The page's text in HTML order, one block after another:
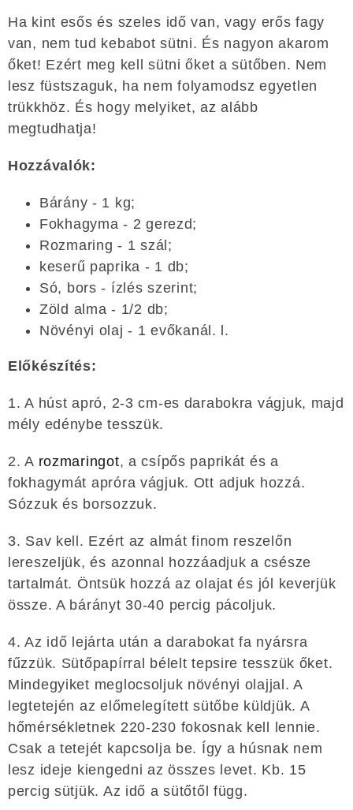
Ha kint esős és szeles idő van, vagy erős fagy
van, nem tud kebabot sütni. És nagyon akarom
őket! Ezért meg kell sütni őket a sütőben. Nem
lesz füstszaguk, ha nem folyamodsz egyetlen
trükkhöz. És hogy melyiket, az alább
megtudhatja!
Hozzávalók:
Bárány - 1 kg;
Fokhagyma - 2 gerezd;
Rozmaring - 1 szál;
keserű paprika - 1 db;
Só, bors - ízlés szerint;
Zöld alma - 1/2 db;
Növényi olaj - 1 evőkanál. l.
Előkészítés:
1. A húst apró, 2-3 cm-es darabokra vágjuk, majd
mély edénybe tesszük.
2. A rozmaringot, a csípős paprikát és a
fokhagymát apróra vágjuk. Ott adjuk hozzá.
Sózzuk és borsozzuk.
3. Sav kell. Ezért az almát finom reszelőn
lereszeljük, és azonnal hozzáadjuk a csésze
tartalmát. Öntsük hozzá az olajat és jól keverjük
össze. A bárányt 30-40 percig pácoljuk.
4. Az idő lejárta után a darabokat fa nyársra
fűzzük. Sütőpapírral bélelt tepsire tesszük őket.
Mindegyiket meglocsoljuk növényi olajjal. A
legtetején az előmelegített sütőbe küldjük. A
hőmérsékletnek 220-230 fokosnak kell lennie.
Csak a tetejét kapcsolja be. Így a húsnak nem
lesz ideje kiengedni az összes levet. Kb. 15
percig sütjük. Az idő a sütőtől függ.